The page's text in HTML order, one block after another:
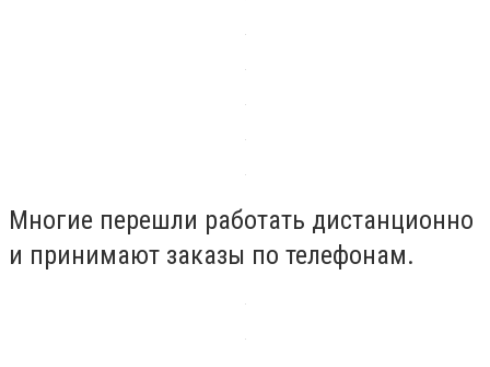
Многие перешли работать дистанционно
и принимают заказы по телефонам.